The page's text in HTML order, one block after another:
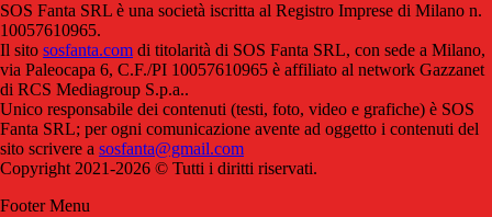
SOS Fanta SRL è una società iscritta al Registro Imprese di Milano n.
10057610965.
Il sito sosfanta.com di titolarità di SOS Fanta SRL, con sede a Milano,
via Paleocapa 6, C.F./PI 10057610965 è affiliato al network Gazzanet
di RCS Mediagroup S.p.a..
Unico responsabile dei contenuti (testi, foto, video e grafiche) è SOS
Fanta SRL; per ogni comunicazione avente ad oggetto i contenuti del
sito scrivere a sosfanta@gmail.com
Copyright 2021-2026 © Tutti i diritti riservati.
Footer Menu